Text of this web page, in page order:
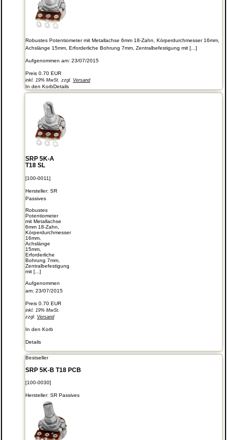
Robustes Potentiometer mit Metallachse 6mm 18-Zahn, Körperdurchmesser 16mm,
Achslänge 15mm, Erforderliche Bohrung 7mm, Zentralbefestigung mit [...]
Aufgenommen am: 23/07/2015
Preis 0.70 EUR
inkl. 19% MwSt. zzgl. Versand
In den KorbDetails
SRP 5K-A
T18 SL
[100-0011]
Hersteller: SR
Passives
Robustes
Potentiometer
mit Metallachse
6mm 18-Zahn,
Körperdurchmesser
16mm,
Achslänge
15mm,
Erforderliche
Bohrung 7mm,
Zentralbefestigung
mit [...]
Aufgenommen
am: 23/07/2015
Preis 0.70 EUR
inkl. 19% MwSt.
zzgl. Versand
In den Korb
Details
Bestseller
SRP 5K-B T18 PCB
[100-0030]
Hersteller: SR Passives